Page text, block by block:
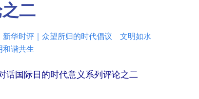
二
新华时评｜众望所归的时代倡议
文明如水
谐共生
国际日的时代意义系列评论之二